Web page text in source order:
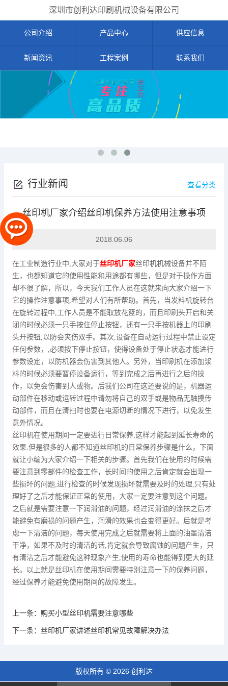
深圳市创利达印刷机械设备有限公司
公司介绍 产品中心 供应信息
新闻资讯 工程案例 联系我们
行业新闻 查看分类
丝印机厂家介绍丝印机保养方法使用注意事项
2018.06.06
在工业制造行业中,大家对于丝印机厂家丝印机机械设备并不陌
生，也都知道它的使用性能和用途都有哪些，但是对于操作方面
却不很了解，所以，今天我们工作人员在这就来向大家介绍一下
它的操作注意事项,希望对人们有所帮助。首先，当发料机旋转台
在旋转过程中,工作人员是不能取放花篮的，而且印刷头开启和关
闭的时候必须一只手按住停止按钮，还有一只手按机器上的印刷
头开按钮,以防会夹伤双手。其次,设备在自动运行过程中禁止设定
任何参数，,必须按下停止按钮，使得设备处于停止状态才能进行
参数设定，以防机器会伤害到其他人。另外，当印刷机在添加浆
料的时候必须要暂停设备运行，等到完成之后再进行之后的操
作，以免会伤害到人或物。后我们公司在这还要说的是，机器运
动部件在移动或运转过程中请勿将自己的双手或是物品无触摸传
动部件，而且在清扫时也要在电源切断的情况下进行，以免发生
意外情况。
丝印机在使用期间一定要进行日常保养,这样才能起到延长寿命的
效果.但是很多的人都不知道丝印机的日常保养步骤是什么，下面
就让小编为大家介绍一下相关的步骤。首先我们在使用的时候需
要注意到零部件的检查工作，长时间的使用之后肯定就会出现一
些损坏的问题,进行检查的时候发现损坏就需要及时的处理,只有处
理好了之后才能保证正常的使用，大家一定要注意到这个问题。
之后就是需要注意一下润滑油的问题，经过润滑油的涂抹之后才
能避免有磨损的问题产生，润滑的效果也会变得更好。后就是考
虑一下清洁的问题，每天使用完成之后就需要将上面的油墨清洁
干净，如果不及时的清洁的话,肯定就会导致腐蚀的问题产生，只
有清洁之后才能避免这种现象产生,使用的寿命也能得到更大的延
长。以上就是丝印机在使用期间需要特别注意一下的保养问题，
经过保养才能避免使用期间的故障发生。
上一条： 购买小型丝印机需要注意哪些
下一条： 丝印机厂家讲述丝印机常见故障解决办法
版权所有 © 2026 创利达